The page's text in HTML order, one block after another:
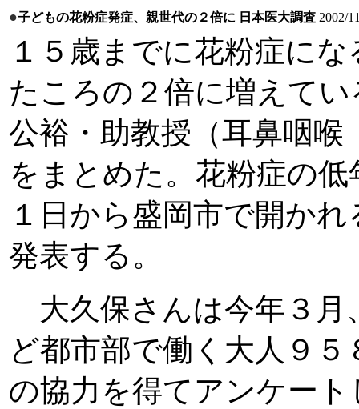
●子どもの花粉症発症、親世代の２倍に 日本医大調査 2002/
１５歳までに花粉症に
たころの２倍に増えて
公裕・助教授（耳鼻咽
をまとめた。花粉症の
１日から盛岡市で開か
発表する。
大久保さんは今年３月
ど都市部で働く大人９
の協力を得てアンケート